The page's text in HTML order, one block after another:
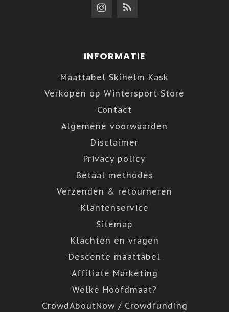
INFORMATIE
Maattabel Skihelm Kask
Verkopen op Wintersport-Store
Contact
Algemene voorwaarden
Disclaimer
Privacy policy
Betaal methodes
Verzenden & retourneren
Klantenservice
Sitemap
Klachten en vragen
Descente maattabel
Affiliate Marketing
Welke Hoofdmaat?
CrowdAboutNow / Crowdfunding